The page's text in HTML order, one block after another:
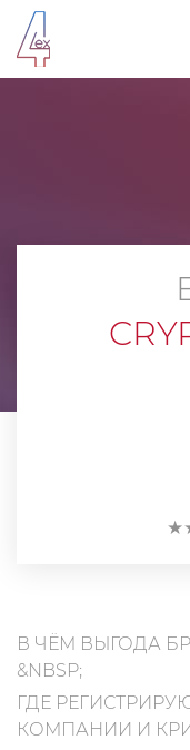
★
В ЧЁМ ВЫГОДА
&NBSP;
ГДЕ
КОМПАНИИ И